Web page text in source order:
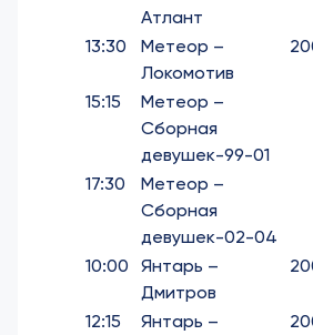
Атлант
13:30
Метеор –
Локомотив
15:15
Метеор –
Сборная
девушек-99-01
17:30
Метеор –
Сборная
девушек-02-04
10:00
Янтарь –
Дмитров
12:15
Янтарь –